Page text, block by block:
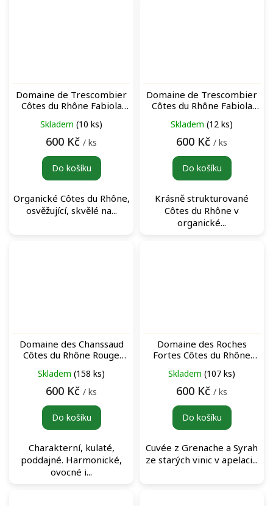
Domaine de Trescombier
Côtes du Rhône Fabiola
Skladem (10 ks)
600 Kč / ks
Do košíku
Organické Côtes du Rhône,
osvěžující, skvělé na...
Domaine de Trescombier
Côtes du Rhône Fabiola
Skladem (12 ks)
600 Kč / ks
Do košíku
Krásně strukturované
Côtes du Rhône v
organické...
Domaine des Chanssaud
Côtes du Rhône Rouge
Skladem (158 ks)
600 Kč / ks
Do košíku
Charakterní, kulaté,
poddajné. Harmonické,
ovocné i...
Domaine des Roches
Fortes Côtes du Rhône
„Les Andiolles“ Rouge
červené víno
Skladem (107 ks)
600 Kč / ks
Do košíku
Cuvée z Grenache a Syrah
ze starých vinic v apelaci...